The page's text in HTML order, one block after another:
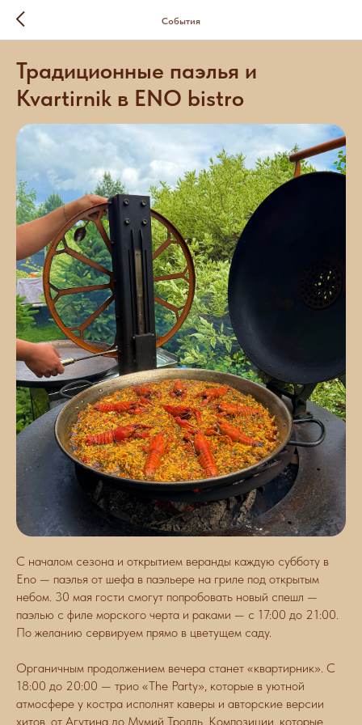
События
Традиционные паэлья и
Kvartirnik в ENO bistro
С началом сезона и открытием веранды каждую субботу в
Eno — паэлья от шефа в паэльере на гриле под открытым
небом. 30 мая гости смогут попробовать новый спешл —
паэлью с филе морского черта и раками — с 17:00 до 21:00.
По желанию сервируем прямо в цветущем саду.
Органичным продолжением вечера станет «квартирник». С
18:00 до 20:00 — трио «The Party», которые в уютной
атмосфере у костра исполнят каверы и авторские версии
хитов, от Агутина до Мумий Тролль. Композиции, которые